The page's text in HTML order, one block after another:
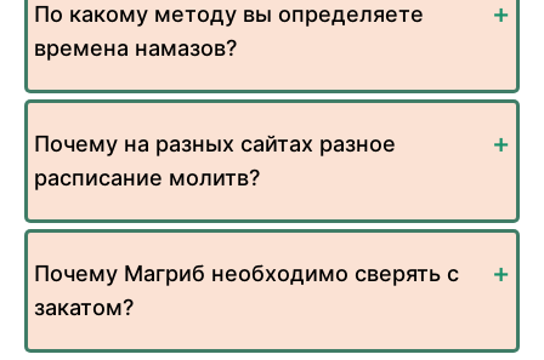
По какому методу вы определяете
времена намазов?
Почему на разных сайтах разное
расписание молитв?
Почему Магриб необходимо сверять с
закатом?